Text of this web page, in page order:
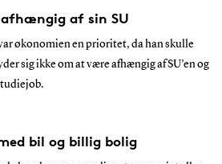
af sin SU
økonomien en prioritet, da han skulle
sig ikke om at være afhængig af SU’en og
bil og billig bolig